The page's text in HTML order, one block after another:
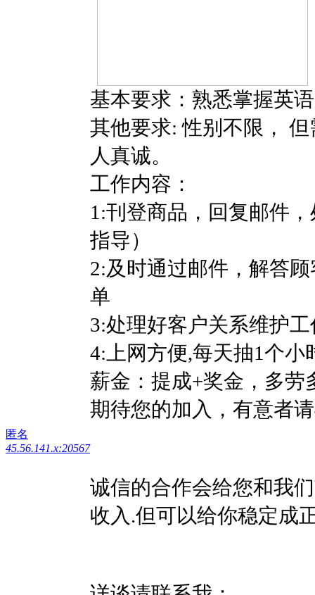
匿名
45.56.141.x:20567
基本要求：熟悉掌握英
其他要求: 性别不限，
人真诚。
工作内容：
1:刊登商品，回复邮件
指导）
2:及时通过邮件，解答
单
3:处理好客户关系维护
4:上网方便,每天抽1个
薪金：提成+奖金，多劳
期待您的加入，有意者
诚信的合作会给您和我
收入.但可以给你稳定成